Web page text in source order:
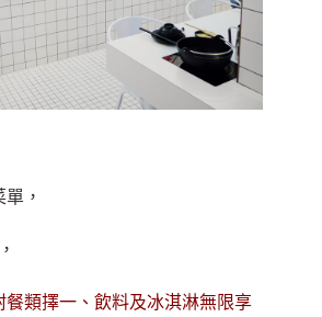
，
類擇一、飲料及冰淇淋無限享